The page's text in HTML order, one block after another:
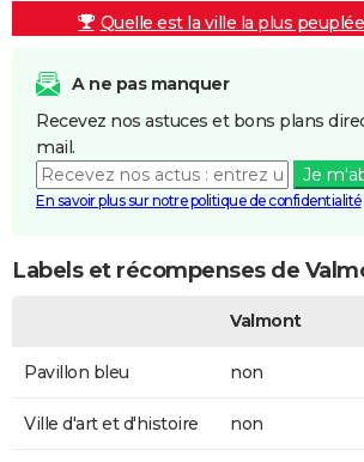
Quelle est la ville la plus
A ne pas manquer
Recevez nos astuces et bons plans
mail.
Je
En savoir plus sur notre politique de confidentialité
Labels et récompenses de
Valmont
Pavillon bleu non
Ville d'art et d'histoire non